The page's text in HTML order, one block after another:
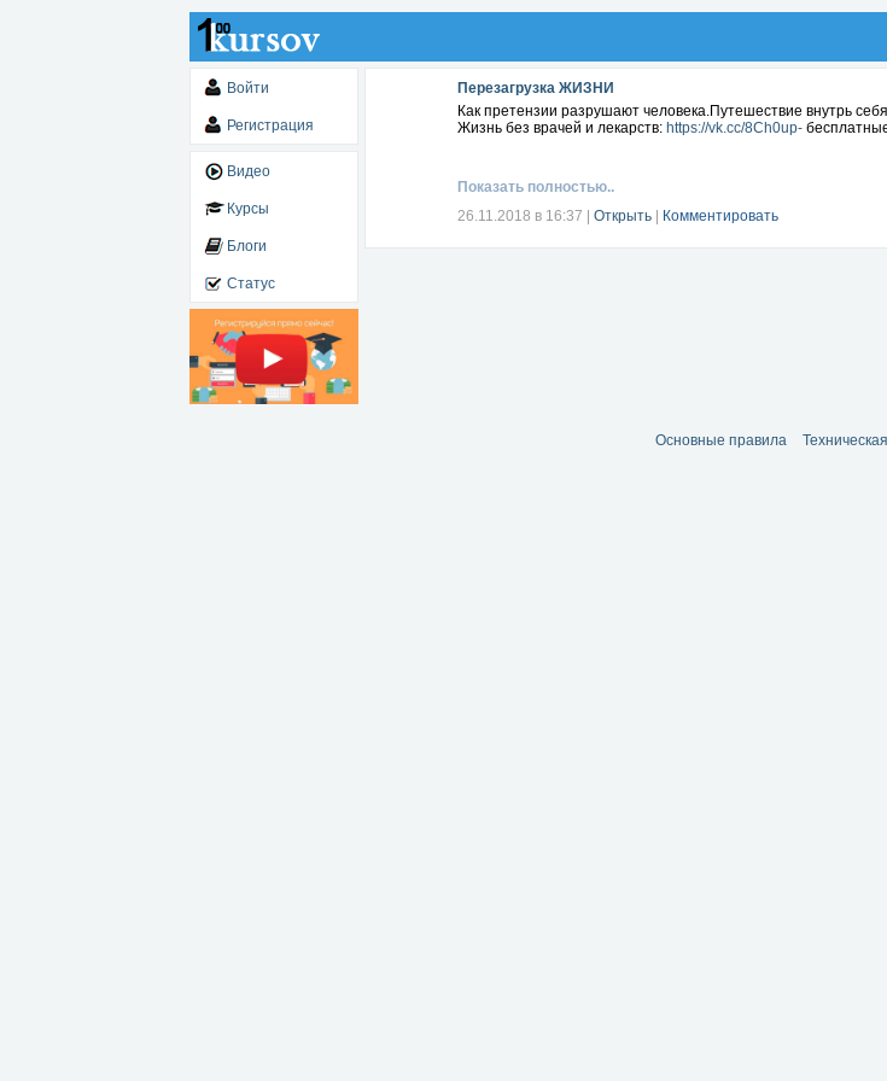
Войти
Регистрация
Видео
Курсы
Блоги
Статус
Перезагрузка ЖИЗНИ
Как претензии разрушают человека.Путешествие внутрь
Жизнь без врачей и лекарств: https://vk.cc/8Ch0up-
Показать полностью..
26.11.2018 в 16:37
Открыть Комментировать
Основные правила